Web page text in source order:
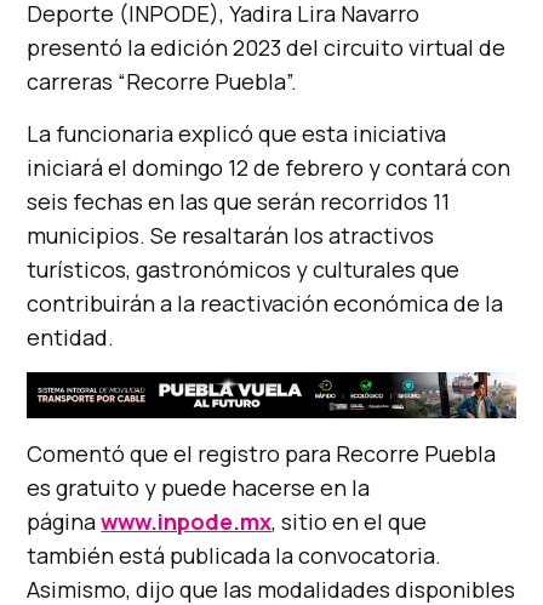
Deporte (INPODE), Yadira Lira Navarro
presentó la edición 2023 del circuito virtual de
carreras “Recorre Puebla”.
La funcionaria explicó que esta iniciativa
iniciará el domingo 12 de febrero y contará con
seis fechas en las que serán recorridos 11
municipios. Se resaltarán los atractivos
turísticos, gastronómicos y culturales que
contribuirán a la reactivación económica de la
entidad.
Comentó que el registro para Recorre Puebla
es gratuito y puede hacerse en la
páginawww.inpode.mx, sitio en el que
también está publicada la convocatoria.
Asimismo, dijo que las modalidades disponibles